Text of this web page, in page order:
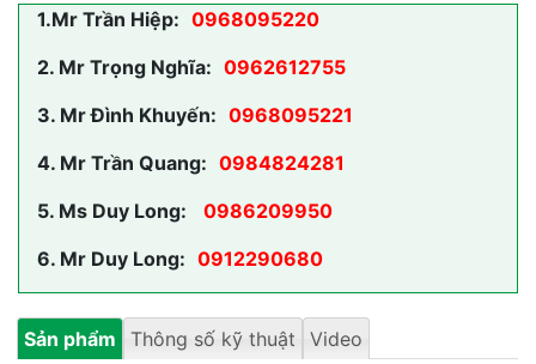
1.Mr Trần Hiệp: 0968095220
2. Mr Trọng Nghĩa: 0962612755
3. Mr Đình Khuyến: 0968095221
4. Mr Trần Quang: 0984824281
5. Ms Duy Long:
0986209950
6. Mr Duy Long: 0912290680
Sản phẩm Thông số kỹ thuật Video